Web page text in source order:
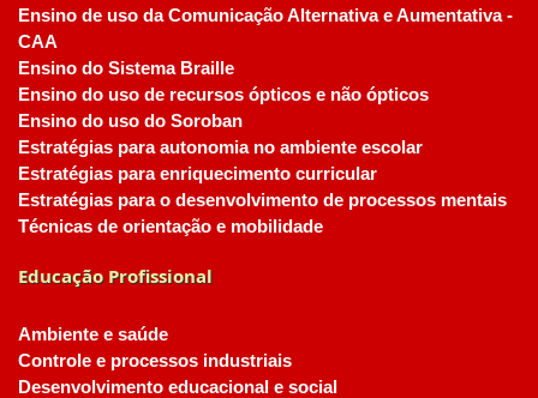
Ensino de uso da Comunicação Alternativa e Aumentativa -
CAA
Ensino do Sistema Braille
Ensino do uso de recursos ópticos e não ópticos
Ensino do uso do Soroban
Estratégias para autonomia no ambiente escolar
Estratégias para enriquecimento curricular
Estratégias para o desenvolvimento de processos mentais
Técnicas de orientação e mobilidade
Educação Profissional
Ambiente e saúde
Controle e processos industriais
Desenvolvimento educacional e social